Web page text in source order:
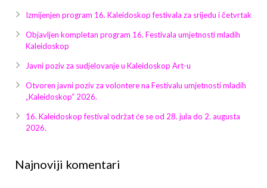
Galerija 2022
Galerija 2024
Galerija 2025
Izmijenjen program 16. Kaleidoskop festivala za srijedu i četvrtak
Objavljen kompletan program 16. Festivala umjetnosti mladih
Kaleidoskop
Javni poziv za sudjelovanje u Kaleidoskop Art-u
Otvoren javni poziv za volontere na Festivalu umjetnosti mladih
„Kaleidoskop“ 2026.
16. Kaleidoskop festival održat će se od 28. jula do 2. augusta
2026.
Najnoviji komentari